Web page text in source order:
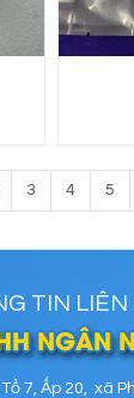
3 4 5
TIN LIÊN
NGÂN
7, Ấp 20, xã